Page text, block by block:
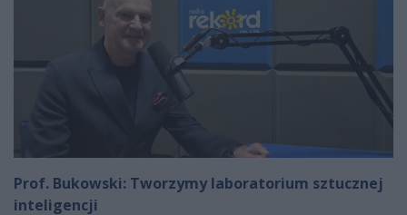
Prof. Bukowski: Tworzymy laboratorium sztucznej
inteligencji